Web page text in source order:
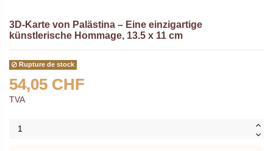
3D-Karte von Palästina – Eine einzigartige
künstlerische Hommage, 13.5 x 11 cm
Rupture de stock
54,05 CHF
TVA